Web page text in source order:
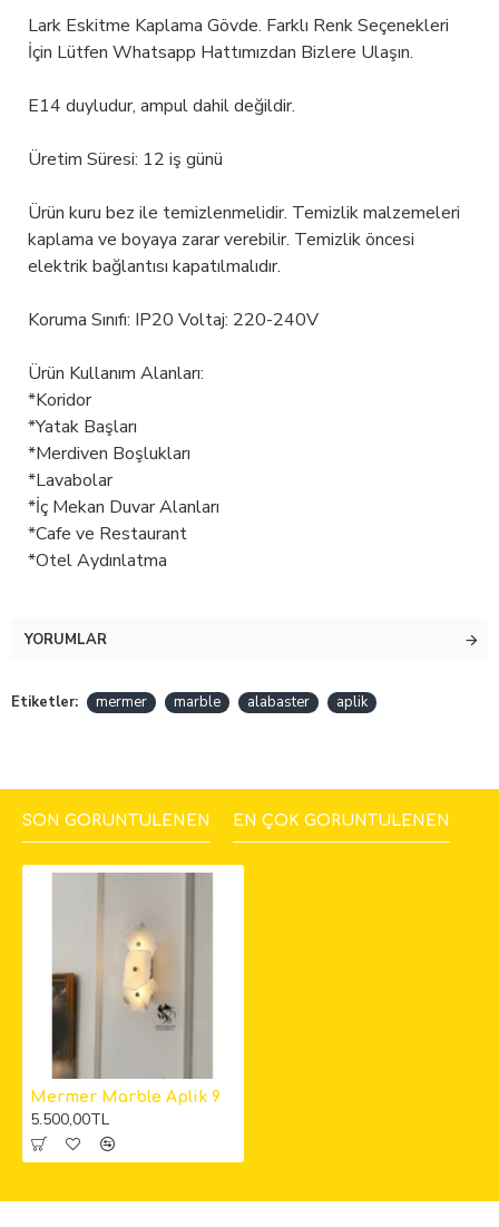
Lark Eskitme Kaplama Gövde. Farklı Renk Seçenekleri
İçin Lütfen Whatsapp Hattımızdan Bizlere Ulaşın.
E14 duyludur, ampul dahil değildir.
Üretim Süresi: 12 iş günü
Ürün kuru bez ile temizlenmelidir. Temizlik malzemeleri
kaplama ve boyaya zarar verebilir. Temizlik öncesi
elektrik bağlantısı kapatılmalıdır.
Koruma Sınıfı: IP20 Voltaj: 220-240V
Ürün Kullanım Alanları:
*Koridor
*Yatak Başları
*Merdiven Boşlukları
*Lavabolar
*İç Mekan Duvar Alanları
*Cafe ve Restaurant
*Otel Aydınlatma
YORUMLAR
Etiketler: mermer marble alabaster aplik
SON GÖRÜNTÜLENEN EN ÇOK GÖRÜNTÜLENEN
Mermer Marble Aplik 9
5.500,00TL